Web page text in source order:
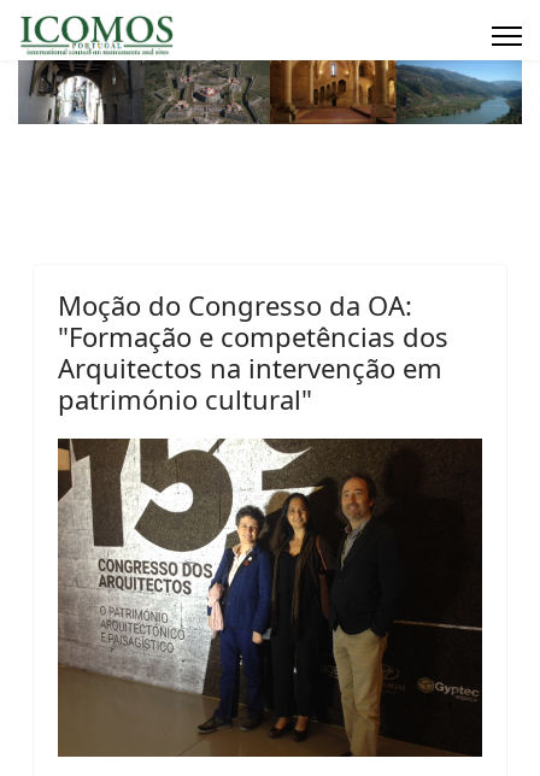
Moção do Congresso da OA:
"Formação e competências dos
Arquitectos na intervenção em
património cultural"